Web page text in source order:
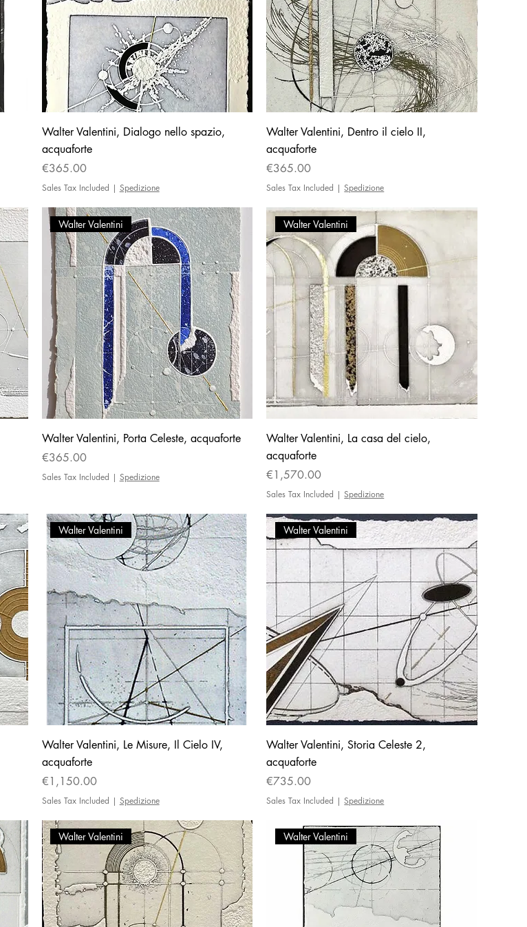
Walter Valentini, Dialogo nello spazio,
acquaforte
Price
€365.00
Sales Tax Included | Spedizione
Walter Valentini, Dentro il cielo II,
acquaforte
Price
€365.00
Sales Tax Included |Spedizione
Walter Valentini
Walter Valentini, Porta Celeste, acquaforte
Price
€365.00
Sales Tax Included | Spedizione
Walter Valentini
Walter Valentini, La casa del cielo,
acquaforte
Price
€1,570.00
Sales Tax Included |Spedizione
Walter Valentini
Walter Valentini, Le Misure, Il Cielo IV,
acquaforte
Price
€1,150.00
Sales Tax Included | Spedizione
Walter Valentini
Walter Valentini, Storia Celeste 2,
acquaforte
Price
€735.00
Sales Tax Included |Spedizione
Walter Valentini Walter Valentini